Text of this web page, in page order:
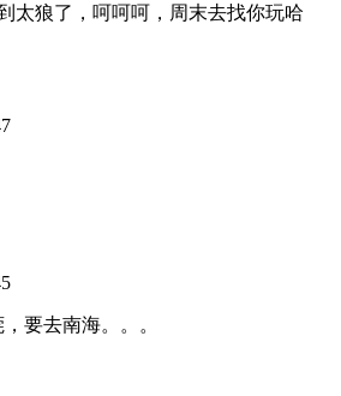
太狼了，呵呵呵，周末去找你玩哈
要去南海。。。